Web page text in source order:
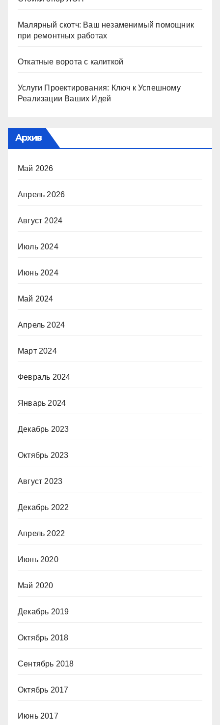
Малярный скотч: Ваш незаменимый помощник
при ремонтных работах
Откатные ворота с калиткой
Услуги Проектирования: Ключ к Успешному
Реализации Ваших Идей
Архив
Май 2026
Апрель 2026
Август 2024
Июль 2024
Июнь 2024
Май 2024
Апрель 2024
Март 2024
Февраль 2024
Январь 2024
Декабрь 2023
Октябрь 2023
Август 2023
Декабрь 2022
Апрель 2022
Июнь 2020
Май 2020
Декабрь 2019
Октябрь 2018
Сентябрь 2018
Октябрь 2017
Июнь 2017